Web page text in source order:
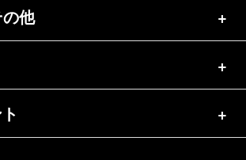
ントとは？
18）
イント（9）
）
（139）
23）
他
）
（11）
）
88）